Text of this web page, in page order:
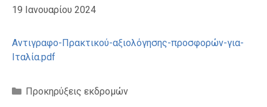
19 Ιανουαρίου 2024
Αντιγραφο-Πρακτικού-αξιολόγησης-προσφορών-για-
Ιταλία.pdf
Κατηγορίες
Προκηρύξεις εκδρομών